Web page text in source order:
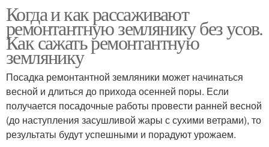
Когда и как рассаживают
ремонтантную землянику без усов.
Как сажать ремонтантную
землянику
Посадка ремонтантной земляники может начинаться
весной и длиться до прихода осенней поры. Если
получается посадочные работы провести ранней весной
(до наступления засушливой жары с сухими ветрами), то
результаты будут успешными и порадуют урожаем.